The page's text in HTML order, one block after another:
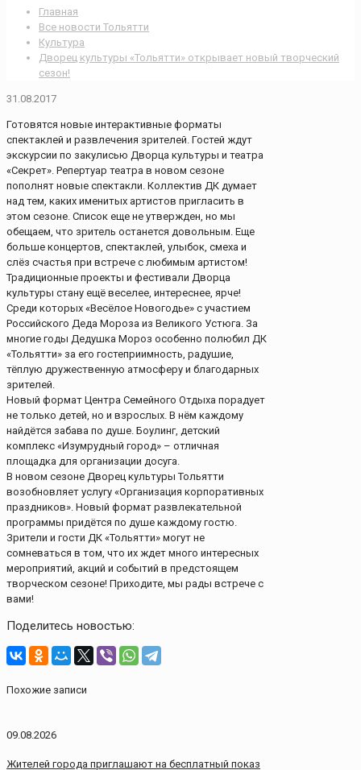
Главная
Все новости Тольятти
Культура
Дворец культуры «Тольятти» открывает новый творческий
сезон!
31.08.2017
Готовятся новые интерактивные форматы
спектаклей и развлечения зрителей. Гостей ждут
экскурсии по закулисью Дворца культуры и театра
«Секрет». Репертуар театра в новом сезоне
пополнят новые спектакли. Коллектив ДК думает
над тем, каких именитых артистов пригласить в
этом сезоне. Список еще не утвержден, но мы
обещаем, что зритель останется довольным. Еще
больше концертов, спектаклей, улыбок, смеха и
слёз счастья при встрече с любимым артистом!
Традиционные проекты и фестивали Дворца
культуры стану ещё веселее, интереснее, ярче!
Среди которых «Весёлое Новогодье» с участием
Российского Деда Мороза из Великого Устюга. За
многие годы Дедушка Мороз особенно полюбил ДК
«Тольятти» за его гостеприимность, радушие,
тёплую дружественную атмосферу и благодарных
зрителей.
Новый формат Центра Семейного Отдыха порадует
не только детей, но и взрослых. В нём каждому
найдётся забава по душе. Боулинг, детский
комплекс «Изумрудный город» – отличная
площадка для организации досуга.
В новом сезоне Дворец культуры Тольятти
возобновляет услугу «Организация корпоративных
праздников». Новый формат развлекательной
программы придётся по душе каждому гостю.
Зрители и гости ДК «Тольятти» могут не
сомневаться в том, что их ждет много интересных
мероприятий, акций и событий в предстоящем
творческом сезоне! Приходите, мы рады встрече с
вами!
Поделитесь новостью:
Похожие записи
09.08.2026
Жителей города приглашают на бесплатный показ